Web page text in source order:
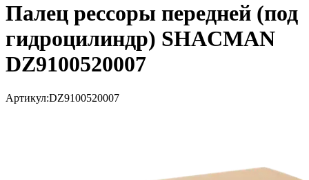
Палец рессоры передней (под
гидроцилиндр) SHACMAN
DZ9100520007
Артикул:DZ9100520007